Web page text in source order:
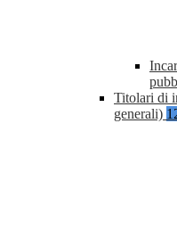
Titolari di
generali)